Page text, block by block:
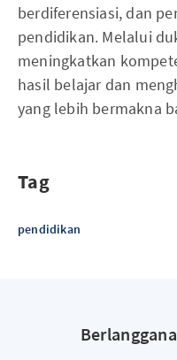
berdiferensiasi, dan
pendidikan. Melalui
meningkatkan
hasil belajar dan
yang lebih bermakna
Tag
pendidikan